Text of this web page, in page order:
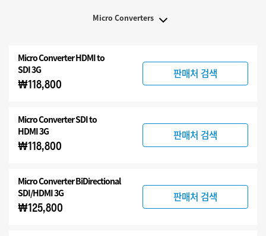
Micro Converters
액세서리
Micro ConverterHDMI to
SDI 3G
₩118,800
판매처 검색
Micro ConverterSDI to
HDMI 3G
₩118,800
판매처 검색
Micro ConverterBiDirectional
SDI/HDMI 3G
₩125,800
판매처 검색